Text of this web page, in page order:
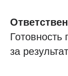
Готовность
за